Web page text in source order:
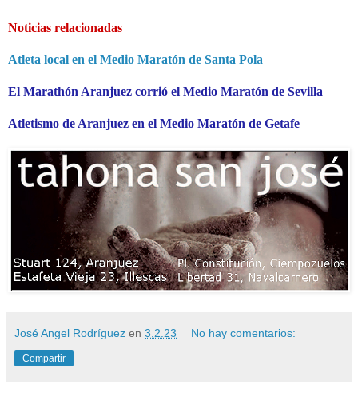
Noticias relacionadas
Atleta local en el Medio Maratón de Santa Pola
El Marathón Aranjuez corrió el Medio Maratón de Sevilla
Atletismo de Aranjuez en el Medio Maratón de Getafe
José Angel Rodríguez en 3.2.23 No hay comentarios:
Compartir